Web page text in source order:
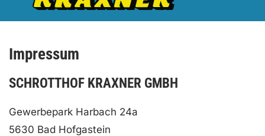
Impressum
SCHROTTHOF KRAXNER GMBH
Gewerbepark Harbach 24a
5630 Bad Hofgastein